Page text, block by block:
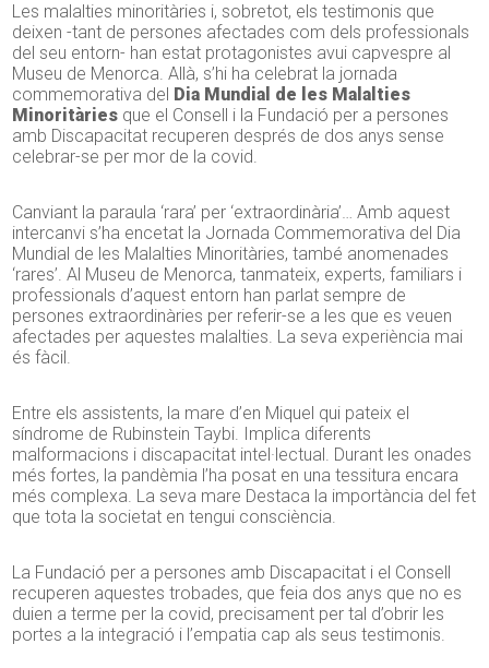
Les malalties minoritàries i, sobretot, els testimonis que
deixen -tant de persones afectades com dels professionals
del seu entorn- han estat protagonistes avui capvespre al
Museu de Menorca. Allà, s’hi ha celebrat la jornada
commemorativa del Dia Mundial de les Malalties
Minoritàries que el Consell i la Fundació per a persones
amb Discapacitat recuperen després de dos anys sense
celebrar-se per mor de la covid.
Canviant la paraula ‘rara’ per ‘extraordinària’… Amb aquest
intercanvi s’ha encetat la Jornada Commemorativa del Dia
Mundial de les Malalties Minoritàries, també anomenades
‘rares’. Al Museu de Menorca, tanmateix, experts, familiars i
professionals d’aquest entorn han parlat sempre de
persones extraordinàries per referir-se a les que es veuen
afectades per aquestes malalties. La seva experiència mai
és fàcil.
Entre els assistents, la mare d’en Miquel qui pateix el
síndrome de Rubinstein Taybi. Implica diferents
malformacions i discapacitat intel·lectual. Durant les onades
més fortes, la pandèmia l’ha posat en una tessitura encara
més complexa. La seva mare Destaca la importància del fet
que tota la societat en tengui consciència.
La Fundació per a persones amb Discapacitat i el Consell
recuperen aquestes trobades, que feia dos anys que no es
duien a terme per la covid, precisament per tal d’obrir les
portes a la integració i l’empatia cap als seus testimonis.